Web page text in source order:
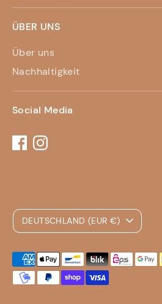
ÜBER UNS
Über uns
Nachhaltigkeit
Social Media
Währung
DEUTSCHLAND (EUR €)
Akzeptierte
Zahlungsarten